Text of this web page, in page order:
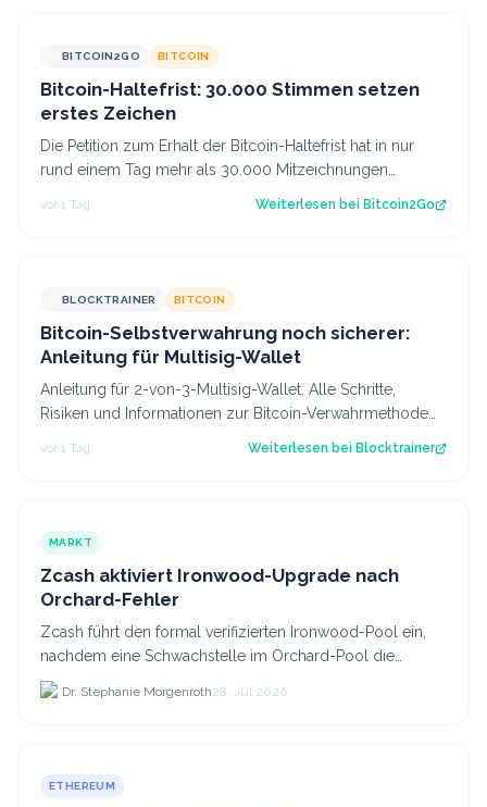
BITCOIN2GO BITCOIN
Bitcoin-Haltefrist: 30.000 Stimmen setzen
erstes Zeichen
Die Petition zum Erhalt der Bitcoin-Haltefrist hat in nur
rund einem Tag mehr als 30.000 Mitzeichnungen
vor 1 Tag Weiterlesen bei Bitcoin2Go
BLOCKTRAINER BITCOIN
Bitcoin-Selbstverwahrung noch sicherer:
Anleitung für Multisig-Wallet
Anleitung für 2-von-3-Multisig-Wallet. Alle Schritte,
Risiken und Informationen zur Bitcoin-Verwahrmethode
vor 1 Tag Weiterlesen bei Blocktrainer
MARKT
Zcash aktiviert Ironwood-Upgrade nach
Orchard-Fehler
Zcash führt den formal verifizierten Ironwood-Pool ein,
nachdem eine Schwachstelle im Orchard-Pool die
Erstellung gefälschter ZEC-Token ermöglichte.
Dr. Stephanie Morgenroth28. Jul 2026
ETHEREUM